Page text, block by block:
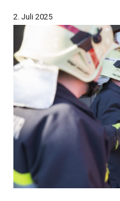
2. Juli 2025